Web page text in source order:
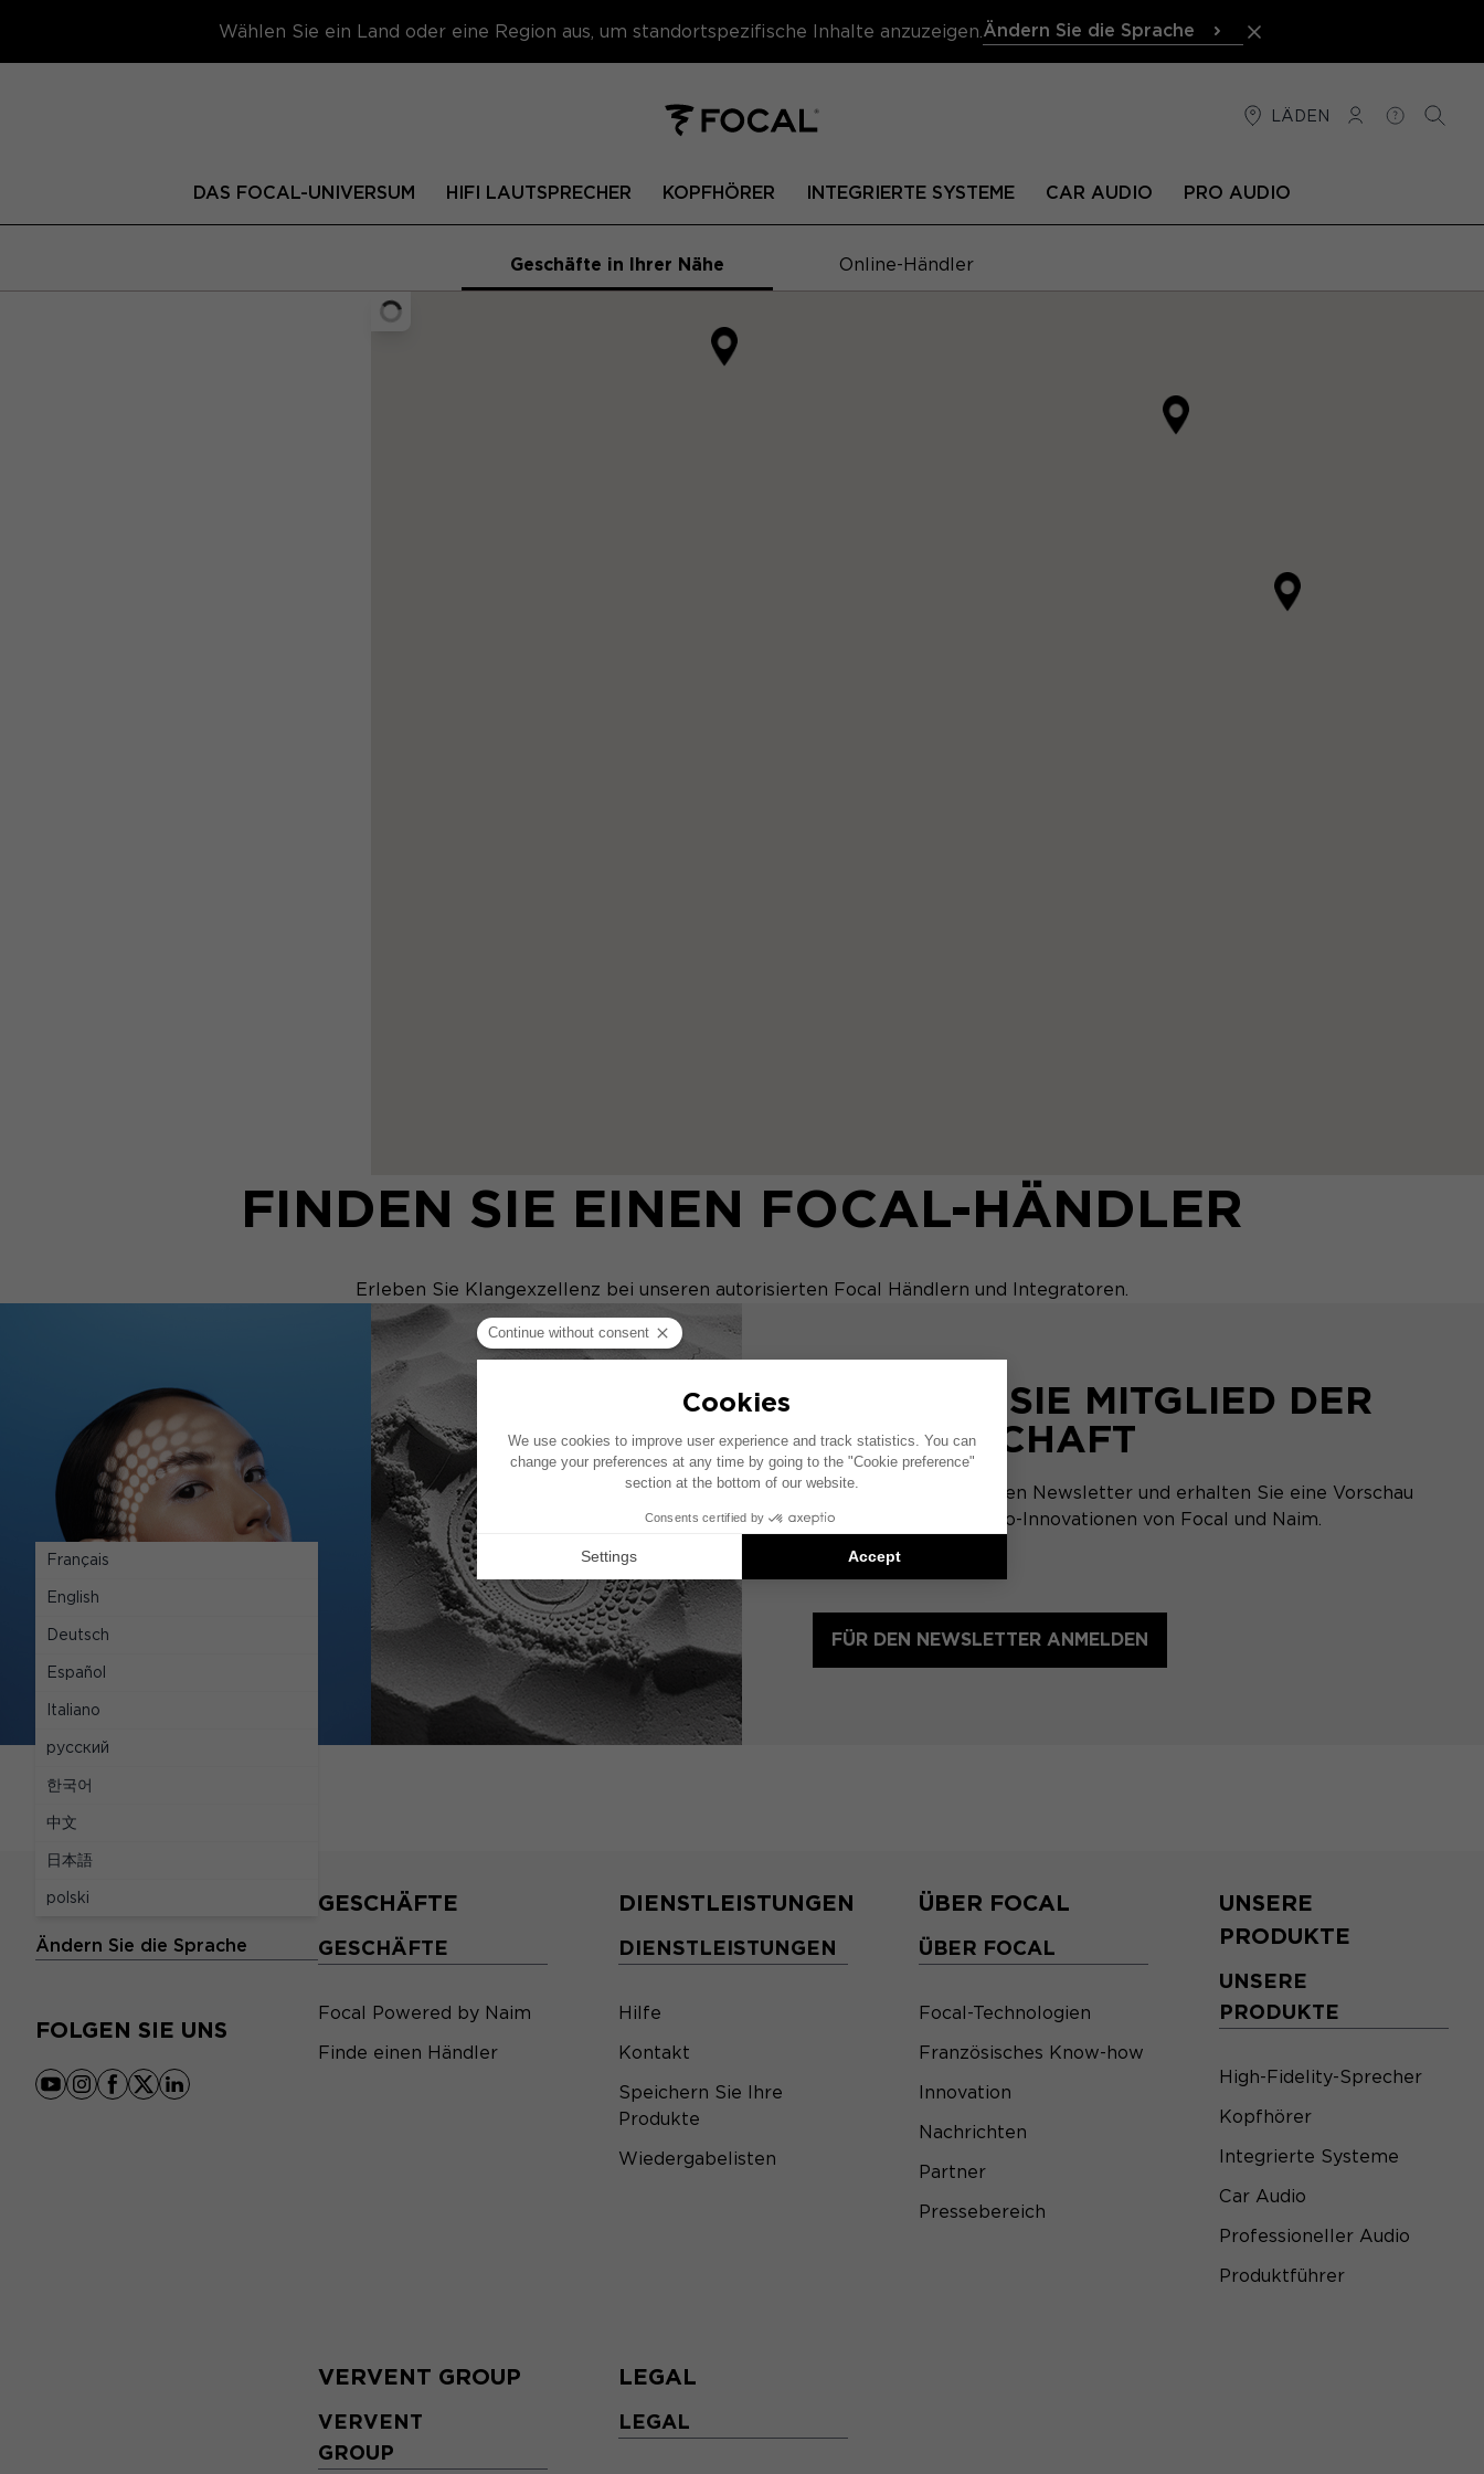
Wählen Sie ein Land oder eine Region aus, um standortspezifische Inhalte anzuzeigen. Ändern Sie die Sprache
LÄDEN
VERBINDUNG
HILFE
DAS FOCAL-UNIVERSUM HIFI LAUTSPRECHER KOPFHÖRER INTEGRIERTE SYSTEME CAR AUDIO PRO AUDIO
Geschäfte in Ihrer Nähe Online-Händler
FINDEN SIE EINEN FOCAL-HÄNDLER
Erleben Sie Klangexzellenz bei unseren autorisierten Focal Händlern und Integratoren.
WERDEN SIE MITGLIED DER
GEMEINSCHAFT
Abonnieren Sie unseren Newsletter und erhalten Sie eine Vorschau
auf die neuesten Audio-Innovationen von Focal und Naim.
FÜR DEN NEWSLETTER ANMELDEN
SPRACHEN
Ändern Sie die Sprache
Français
English
Deutsch
Español
Italiano
русский
한국어
中文
日本語
polski
FOLGEN SIE UNS
youtube
instagram
facebook
x linkedin
GESCHÄFTE
GESCHÄFTE
Focal Powered by Naim
Finde einen Händler
DIENSTLEISTUNGEN
DIENSTLEISTUNGEN
Hilfe
Kontakt
Speichern Sie Ihre
Produkte
Wiedergabelisten
ÜBER FOCAL
ÜBER FOCAL
Focal-Technologien
Französisches Know-how
Innovation
Nachrichten
Partner
Pressebereich
UNSERE
PRODUKTE
UNSERE
PRODUKTE
High-Fidelity-Sprecher
Kopfhörer
Integrierte Systeme
Car Audio
Professioneller Audio
Produktführer
VERVENT GROUP
VERVENT
GROUP
LEGAL
LEGAL